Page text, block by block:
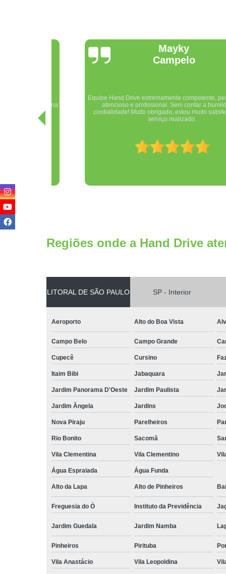
Campelo
Equipe Hand Drive extremamente competente, pessoal muito
atencioso e profissional. Sem contar a humildade e
cordialidade! Muito obrigado, estou muito satisfeito com o
serviço realizado.
Regiões onde a Hand Drive
LITORAL DE SÃO PAULO SP - Interior
Aeroporto Alto do Boa Vista
Campo Belo Campo Grande
Cupecê Cursino
Itaim Bibi Jabaquara
Jardim Panorama D'Oeste Jardim Paulista
Jardim Ângela Jardins
Nova Piraju Parelheiros
Rio Bonito Sacomã
Vila Clementina Vila Clementino
Água Espraiada Água Funda
Alto da Lapa Alto de Pinheiros
Freguesia do Ó Instituto da Previdência
Jardim Guedala Jardim Namba
Pinheiros Pirituba
Vila Anastácio Vila Leopoldina